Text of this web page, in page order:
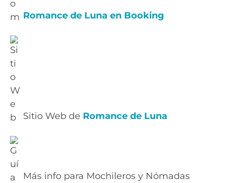
Romance de Luna en Booking
Sitio Web de Romance de Luna
Más info para Mochileros y Nómadas